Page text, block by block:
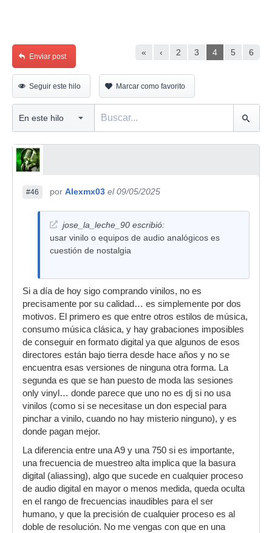
« ‹ 2 3 4 5 6
Enviar post
Seguir este hilo Marcar como favorito
#46 por Alexmx03 el 09/05/2025
jose_la_leche_90 escribió:
usar vinilo o equipos de audio analógicos es
cuestión de nostalgia
Si a día de hoy sigo comprando vinilos, no es
precisamente por su calidad… es simplemente por dos
motivos. El primero es que entre otros estilos de música,
consumo música clásica, y hay grabaciones imposibles
de conseguir en formato digital ya que algunos de esos
directores están bajo tierra desde hace años y no se
encuentra esas versiones de ninguna otra forma. La
segunda es que se han puesto de moda las sesiones
only vinyl… donde parece que uno no es dj si no usa
vinilos (como si se necesitase un don especial para
pinchar a vinilo, cuando no hay misterio ninguno), y es
donde pagan mejor.
La diferencia entre una A9 y una 750 si es importante,
una frecuencia de muestreo alta implica que la basura
digital (aliassing), algo que sucede en cualquier proceso
de audio digital en mayor o menos medida, queda oculta
en el rango de frecuencias inaudibles para el ser
humano, y que la precisión de cualquier proceso es al
doble de resolución. No me vengas con que en una